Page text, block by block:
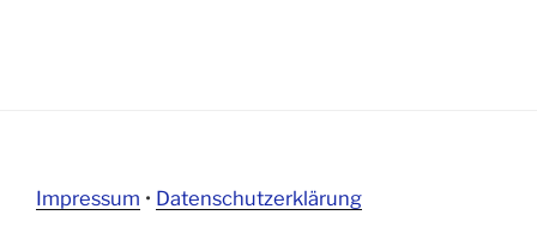
Impressum • Datenschutzerklärung